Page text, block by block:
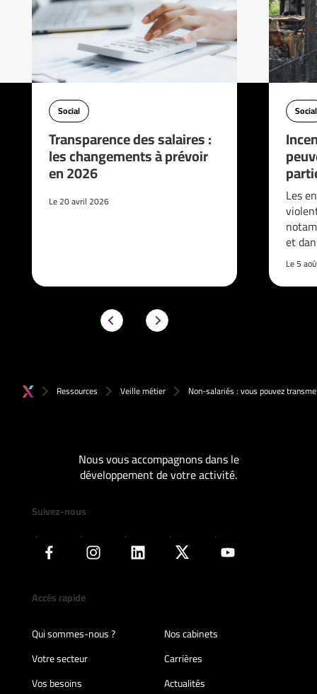
Social
Transparence des salaires :
les changements à prévoir
en 2026
Le 20 avril 2026
Social
Les
et
Le 5
Ressources Veille métier Non-salariés : vous pouvez
Nous vous accompagnons dans le
développement de votre activité.
Suivez-nous
Accès rapide
Qui sommes-nous ?
Nos cabinets
Votre secteur
Carrières
Vos besoins
Actualités